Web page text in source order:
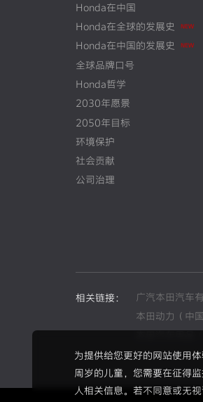
为提供给您更好的网站使用
周岁的儿童，您需要在征得
人相关信息。若不同意或无
Honda在中国
Honda在全球的发展史
Honda在中国的发展史
全球品牌口号
Honda哲学
2030年愿景
2050年目标
环境保护
社会贡献
公司治理
相关链接： 广汽本田汽车
本田动力（中